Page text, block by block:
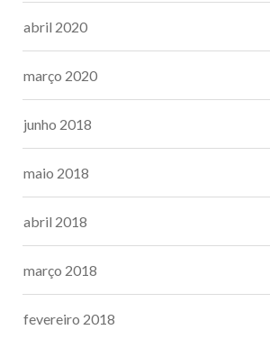
abril 2020
março 2020
junho 2018
maio 2018
abril 2018
março 2018
fevereiro 2018